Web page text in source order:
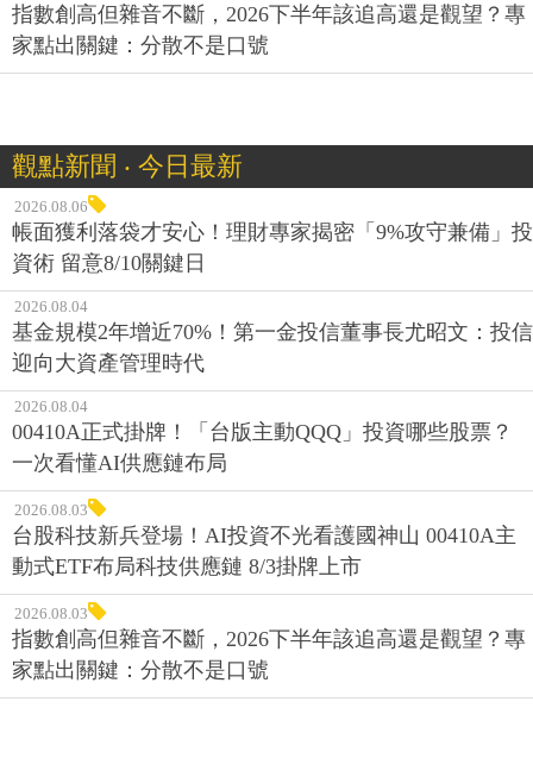
指數創高但雜音不斷，2026下半年該追高還是觀望？專
家點出關鍵：分散不是口號
觀點新聞 ‧ 今日最新
2026.08.06
帳面獲利落袋才安心！理財專家揭密「9%攻守兼備」投
資術 留意8/10關鍵日
2026.08.04
基金規模2年增近70%！第一金投信董事長尤昭文：投信
迎向大資產管理時代
2026.08.04
00410A正式掛牌！「台版主動QQQ」投資哪些股票？
一次看懂AI供應鏈布局
2026.08.03
台股科技新兵登場！AI投資不光看護國神山 00410A主
動式ETF布局科技供應鏈 8/3掛牌上市
2026.08.03
指數創高但雜音不斷，2026下半年該追高還是觀望？專
家點出關鍵：分散不是口號